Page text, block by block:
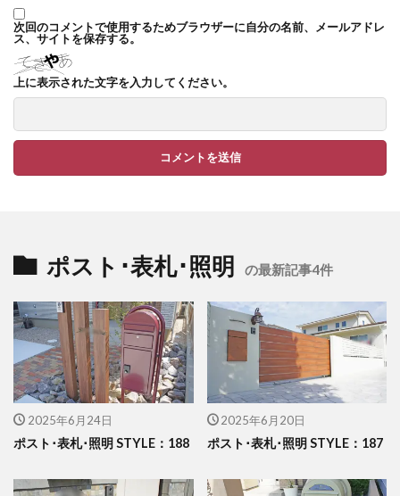
次回のコメントで使用するためブラウザーに自分の名前、メールアドレ
ス、サイトを保存する。
上に表示された文字を入力してください。
ポスト･表札･照明 の最新記事4件
2025年6月24日
ポスト･表札･照明 STYLE：188
2025年6月20日
ポスト･表札･照明 STYLE：187
YKK エクステリアポスト T11型
YKK エクステリアポスト T9型
YKK エフルージュ FIRST
YKK シンプルモダン
YKK リウッドデッキ200
YKK リレーリア
YKK ルシアスウォール
アドヴァン オーシャンストーン
イナバ物置 タイヤストッカー
イナバ物置 ダストボックス
イナバ物置 ナイソー
イナバ物置 ネクスタ
イナバ物置 バイク保管庫
イナバ物置 フォルタ
イナバ物置 自転車置場 BFXタイプ
ウリン
エクスタイル アーバンポールAD